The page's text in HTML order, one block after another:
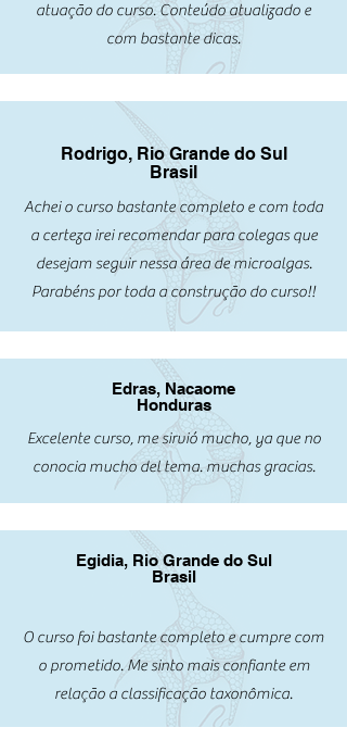
atuação do curso. Conteúdo atualizado e
com bastante dicas.
Rodrigo, Rio Grande do Sul
Brasil
Achei o curso bastante completo e com toda
a certeza irei recomendar para colegas que
desejam seguir nessa área de microalgas.
Parabéns por toda a construção do curso!!
Edras, Nacaome
Honduras
Excelente curso, me sirvió mucho, ya que no
conocia mucho del tema. muchas gracias.
Egidia, Rio Grande do Sul
Brasil
O curso foi bastante completo e cumpre com
o prometido. Me sinto mais confiante em
relação a classificação taxonômica.